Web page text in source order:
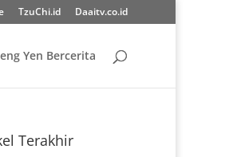
TzuChi.id Daaitv.co.id
Yen Bercerita
Terakhir